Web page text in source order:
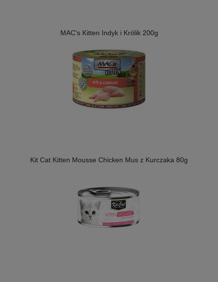
MAC's Kitten Indyk i Królik 200g
Kit Cat Kitten Mousse Chicken Mus z Kurczaka 80g